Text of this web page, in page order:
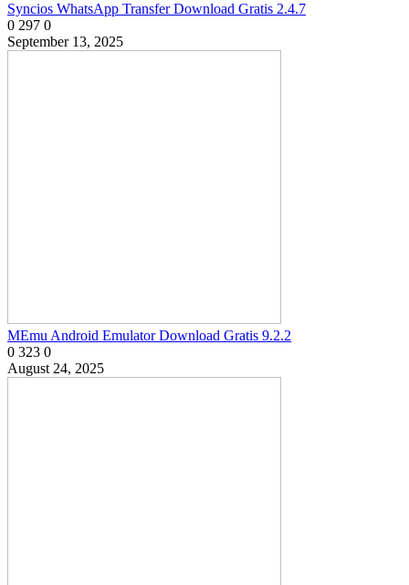
Syncios WhatsApp Transfer Download Gratis 2.4.7
0 297 0
September 13, 2025
MEmu Android Emulator Download Gratis 9.2.2
0 323 0
August 24, 2025